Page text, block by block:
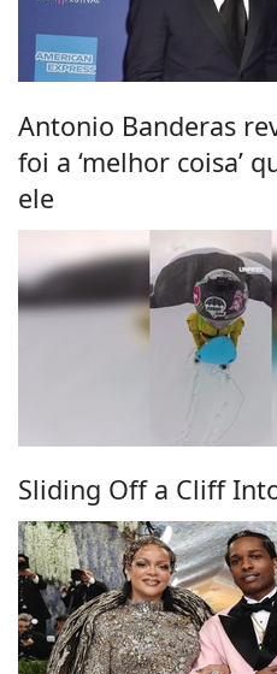
Antonio Banderas
foi a ‘melhor coisa’
ele
Sliding Off a Cliff